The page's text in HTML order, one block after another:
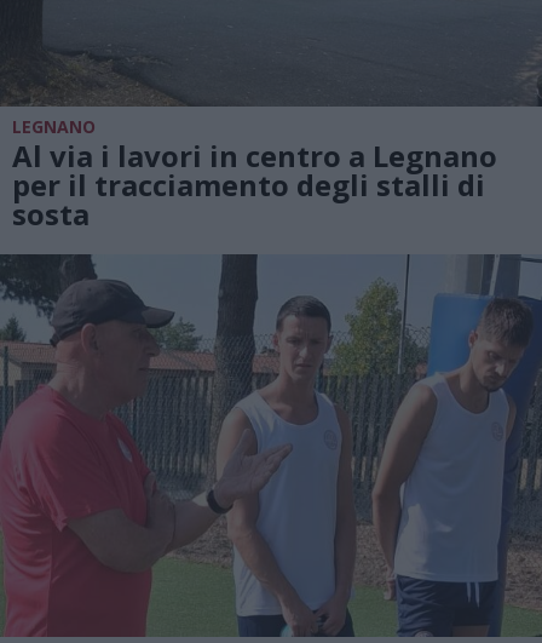
LEGNANO
Al via i lavori in centro a Legnano
per il tracciamento degli stalli di
sosta